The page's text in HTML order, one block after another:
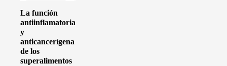
La función
antiinflamatoria
y
anticancerígena
de los
superalimentos